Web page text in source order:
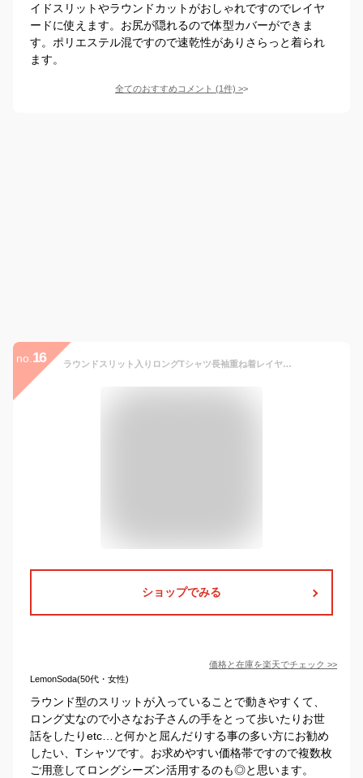
イドスリットやラウンドカットがおしゃれですのでレイヤ
ードに使えます。お尻が隠れるので体型カバーができま
す。ポリエステル混ですので速乾性がありさらっと着られ
ます。
全てのおすすめコメント (1件) >
no. 16 ラウンドスリット入りロングTシャツ長袖重ね着レイヤード
ショップでみる
価格と在庫を楽天でチェック >>
LemonSoda(50代・女性)
ラウンド型のスリットが入っていることで動きやすくて、
ロング丈なので小さなお子さんの手をとって歩いたりお世
話をしたりetc…と何かと屈んだりする事の多い方にお勧め
したい、Tシャツです。お求めやすい価格帯ですので複数枚
ご用意してロングシーズン活用するのも◎と思います。